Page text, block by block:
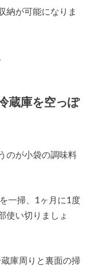
納が可能になりま
蔵庫を空っぽ
のが小袋の調味料
一掃、1ヶ月に1度
使い切りましょ
庫周りと裏面の掃